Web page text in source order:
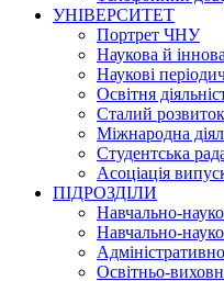
УНІВЕРСИТЕТ
Портрет ЧНУ
Наукова й
Наукові
Освітня
Сталий розвиток
Міжнародна
Студентська
Асоціація
ПІДРОЗДІЛИ
Навчально-
Навчально-
Освітньо-